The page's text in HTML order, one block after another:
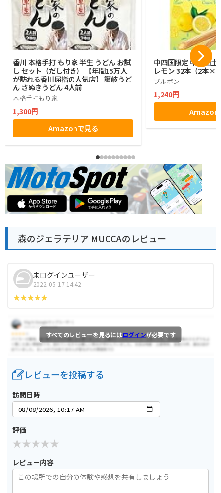
香川 本格手打 もり家 半生 うどん お試
し セット（だし付き） 【年間15万人
が訪れる香川屈指の人気店】 讃岐うど
ん さぬきうどん 4人前
本格手打もり家
1,300円
Amazonで見る
中四国限定 中四国土
レモン 32本（2本
ブルボン
1,240円
Amazon
森のジェラテリア MUCCAのレビュー
未ログインユーザー
2022-05-17 14:42
すべてのレビューを見るにはログインが必要です
レビューを投稿する
訪問日時
評価
レビュー内容